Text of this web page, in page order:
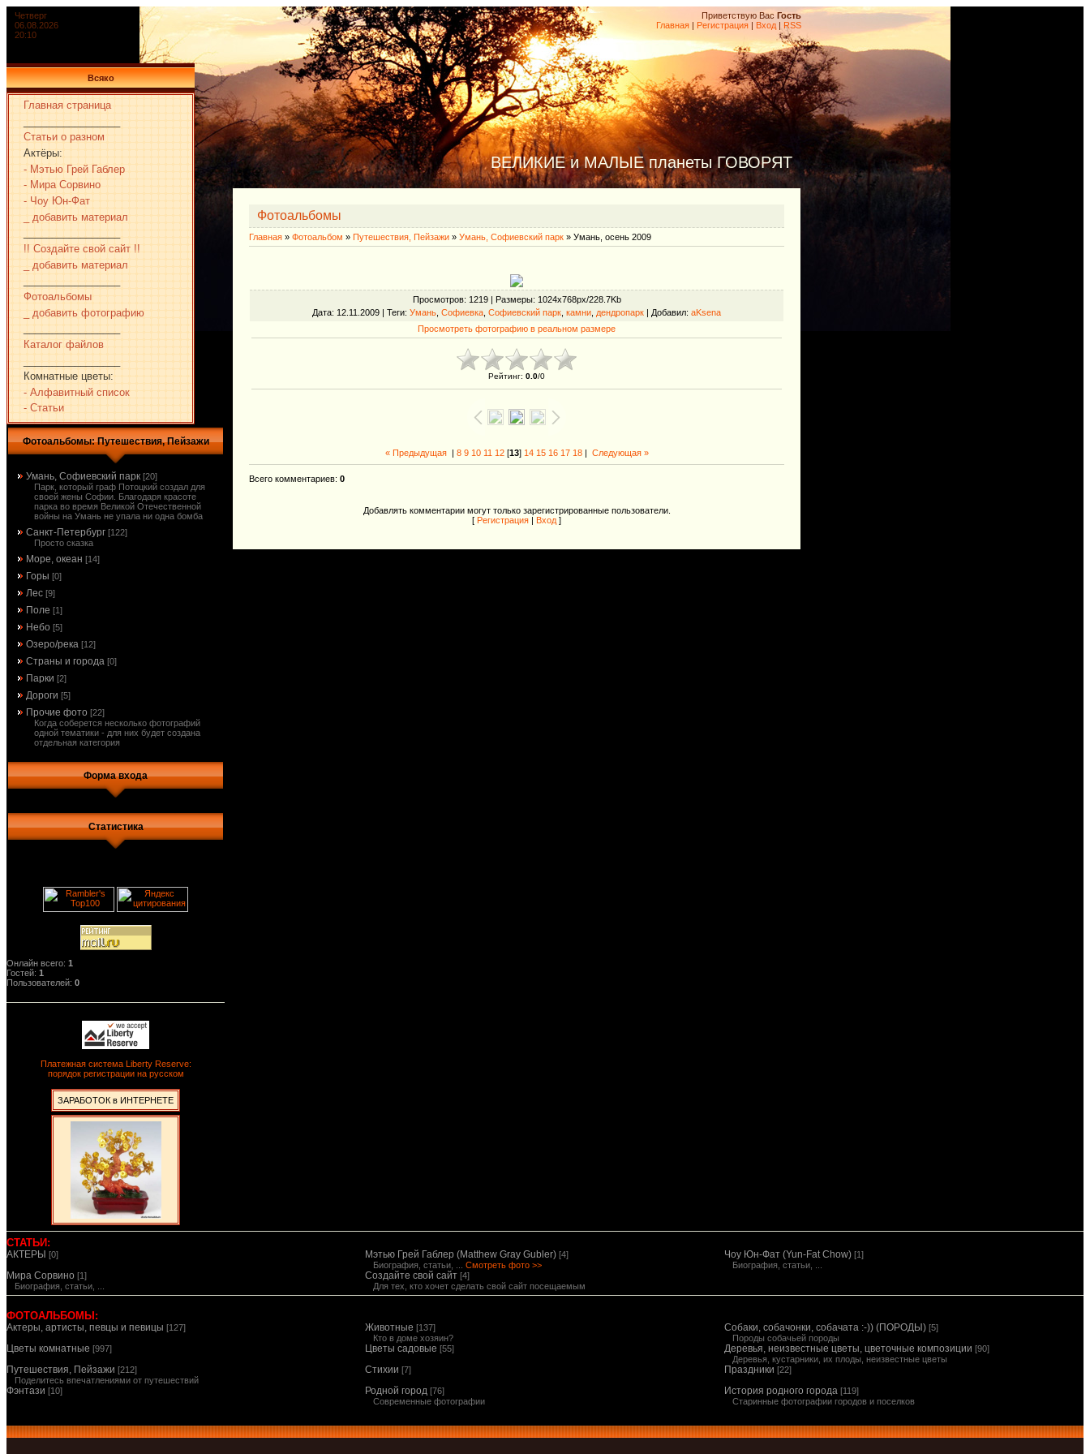
Четверг
06.08.2026
20:10
Приветствую Вас Гость
Главная | Регистрация | Вход | RSS
Всяко
Главная страница
Статьи о разном
Актёры:
- Мэтью Грей Габлер
- Мира Сорвино
- Чоу Юн-Фат
_ добавить материал
!! Создайте свой сайт !!
_ добавить материал
Фотоальбомы
_ добавить фотографию
Каталог файлов
Комнатные цветы:
- Алфавитный список
- Статьи
Фотоальбомы: Путешествия, Пейзажи
Умань, Софиевский парк [20]
Парк, который граф Потоцкий создал для
своей жены Софии. Благодаря красоте
парка во время Великой Отечественной
войны на Умань не упала ни одна бомба
Санкт-Петербург [122]
Просто сказка
Море, океан [14]
Горы [0]
Лес [9]
Поле [1]
Небо [5]
Озеро/река [12]
Страны и города [0]
Парки [2]
Дороги [5]
Прочие фото [22]
Когда соберется несколько фотографий
одной тематики - для них будет создана
отдельная категория
Форма входа
Статистика
Онлайн всего: 1
Гостей: 1
Пользователей: 0
Платежная система Liberty Reserve:
порядок регистрации на русском
ЗАРАБОТОК в ИНТЕРНЕТЕ
ВЕЛИКИЕ и МАЛЫЕ планеты ГОВОРЯТ
Фотоальбомы
Главная » Фотоальбом » Путешествия, Пейзажи » Умань, Софиевский парк » Умань, осень 2009
Просмотров: 1219 | Размеры: 1024x768px/228.7Kb
Дата: 12.11.2009 | Теги: Умань Софиевка Софиевский парк камни дендропарк | Добавил: aKsena
Просмотреть фотографию в реальном размере
Рейтинг: 0.0/0
« Предыдущая| 8 9 10 11 12[13] 14 15 16 17 18| Следующая »
Всего комментариев: 0
Добавлять комментарии могут только зарегистрированные пользователи.
[ Регистрация Вход ]
СТАТЬИ:
АКТЕРЫ [0] Мэтью Грей Габлер (Matthew Gray Gubler) [4]
Биография, статьи, ... Смотреть фото >>
Чоу Юн-Фат (Yun-Fat Chow) [1]
Биография, статьи, ...
Мира Сорвино [1]
Биография, статьи, ...
Создайте свой сайт [4]
Для тех, кто хочет сделать свой сайт посещаемым
ФОТОАЛЬБОМЫ:
Актеры, артисты, певцы и певицы [127] Животные [137]
Кто в доме хозяин?
Собаки, собачонки, собачата :-)) (ПОРОДЫ) [5]
Породы собачьей породы
Цветы комнатные [997] Цветы садовые [55] Деревья, неизвестные цветы, цветочные композиции [90]
Деревья, кустарники, их плоды, неизвестные цветы
Путешествия, Пейзажи [212]
Поделитесь впечатлениями от путешествий
Стихии [7] Праздники [22]
Фэнтази [10] Родной город [76]
Современные фотографии
История родного города [119]
Старинные фотографии городов и поселков